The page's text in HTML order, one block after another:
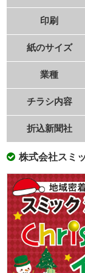
印刷
紙のサイズ
業種
チラシ内容
折込新聞社
株式会社スミ